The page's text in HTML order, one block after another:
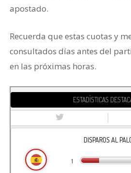
apostado.
Recuerda que estas cuotas y
consultados días antes del
en las próximas horas.